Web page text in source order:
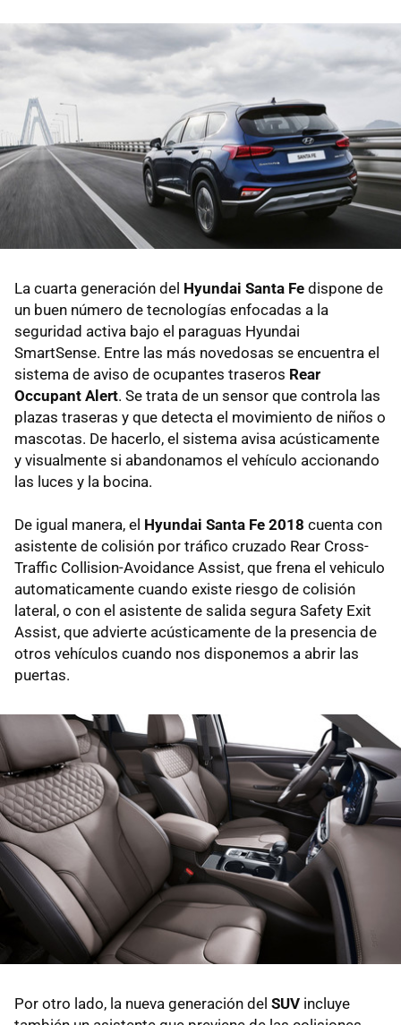
La cuarta generación del Hyundai Santa Fe dispone de
un buen número de tecnologías enfocadas a la
seguridad activa bajo el paraguas Hyundai
SmartSense. Entre las más novedosas se encuentra el
sistema de aviso de ocupantes traseros Rear
Occupant Alert. Se trata de un sensor que controla las
plazas traseras y que detecta el movimiento de niños o
mascotas. De hacerlo, el sistema avisa acústicamente
y visualmente si abandonamos el vehículo accionando
las luces y la bocina.
De igual manera, el Hyundai Santa Fe 2018 cuenta con
asistente de colisión por tráfico cruzado Rear Cross-
Traffic Collision-Avoidance Assist, que frena el vehiculo
automaticamente cuando existe riesgo de colisión
lateral, o con el asistente de salida segura Safety Exit
Assist, que advierte acústicamente de la presencia de
otros vehículos cuando nos disponemos a abrir las
puertas.
Por otro lado, la nueva generación del SUV incluye